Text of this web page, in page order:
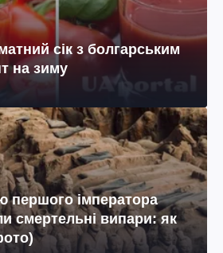
сік з болгарським
на зиму
першого імператора
смертельні випари: як